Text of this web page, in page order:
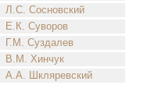
Л.С. Сосновский
Е.К. Суворов
Г.М. Суздалев
В.М. Хинчук
А.А. Шкляревский